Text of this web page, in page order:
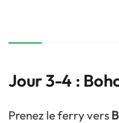
Jour 3-4 :
Prenez le ferry vers